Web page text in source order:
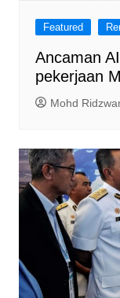
Featured
Ancaman
pekerjaan
Mohd